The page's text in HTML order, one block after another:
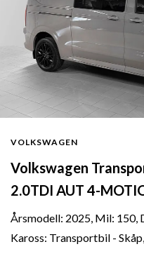
VOLKSWAGEN
Volkswagen
2.0TDI AUT 4-
Årsmodell: 2025, Mil: 150,
Kaross: Transportbil -